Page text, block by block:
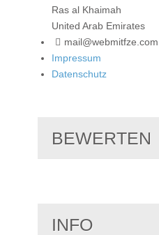
Ras al Khaimah
United Arab Emirates
mail@webmitfze.com
Impressum
Datenschutz
BEWERTEN
INFO